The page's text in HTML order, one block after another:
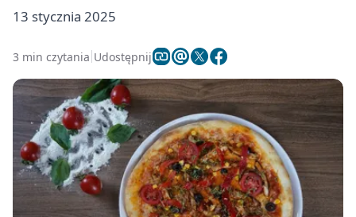
13 stycznia 2025
3 min czytania Udostępnij